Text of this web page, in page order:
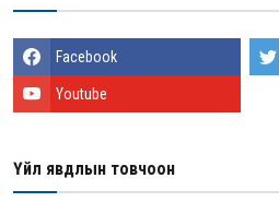
Facebook
Youtube
Үйл явдлын товчоон